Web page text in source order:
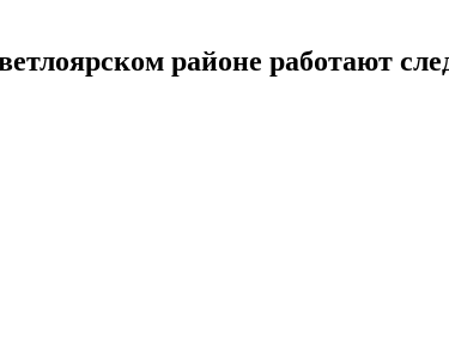
районе работают